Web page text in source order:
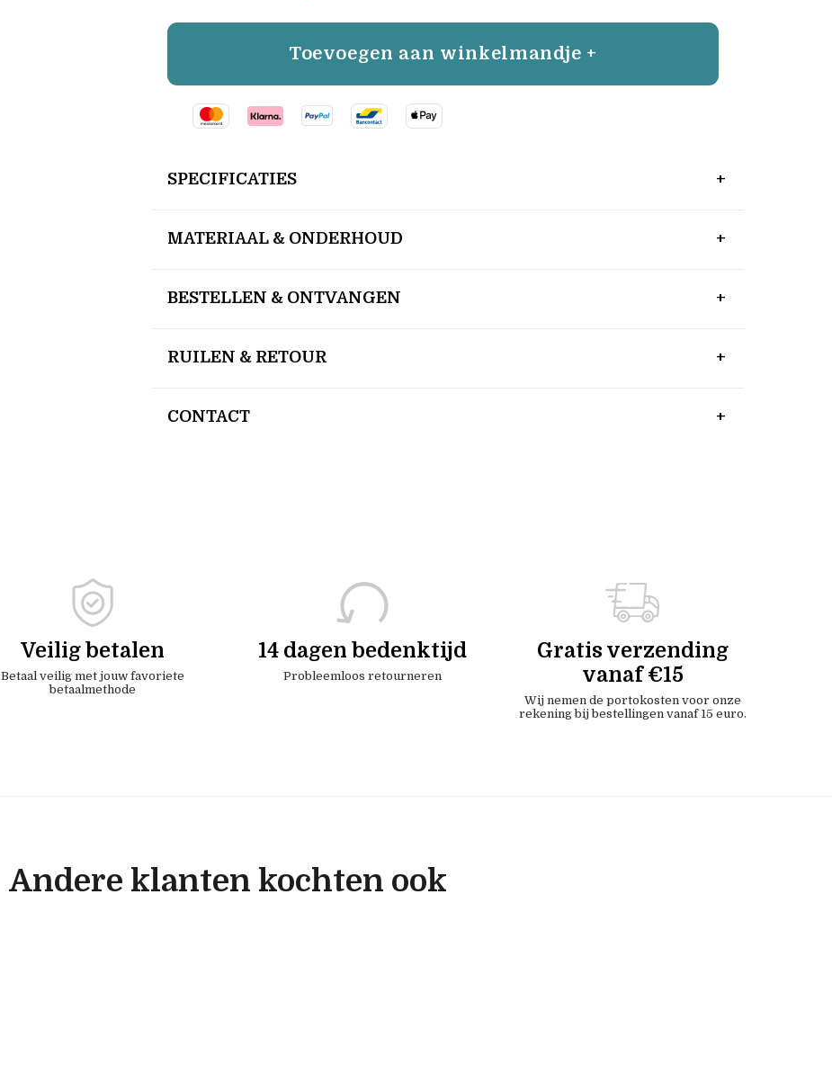
Toevoegen aan winkelmandje +
SPECIFICATIES
MATERIAAL & ONDERHOUD
BESTELLEN & ONTVANGEN
RUILEN & RETOUR
CONTACT
Veilig betalen
Betaal veilig met jouw favoriete
betaalmethode
14 dagen bedenktijd
Probleemloos retourneren
Gratis verzending
vanaf €15
Wij nemen de portokosten voor onze
rekening bij bestellingen vanaf 15 euro.
Andere klanten kochten ook